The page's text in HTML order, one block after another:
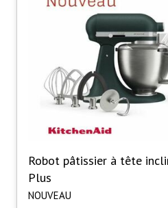
Robot pâtissier à tête
Plus
NOUVEAU